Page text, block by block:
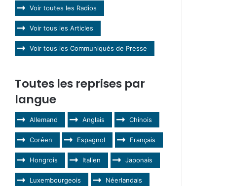
Voir toutes les Radios
Voir tous les Articles
Voir tous les Communiqués de Presse
Toutes les reprises par
langue
Allemand Anglais Chinois
Coréen Espagnol Français
Hongrois Italien Japonais
Luxembourgeois Néerlandais